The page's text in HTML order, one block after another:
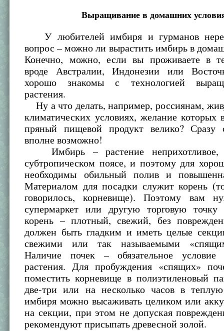
Выращивание в домашних
У любителей имбиря и гурманов
вопрос – можно ли вырастить имбирь в
Конечно, можно, если вы проживаете в
вроде Австралии, Индонезии или
хорошо знакомы с технологией
растения.
Ну а что делать, например, россиянам,
климатических условиях, желание которых
пряный пищевой продукт велико? Сразу
вполне возможно!
Имбирь – растение неприхотливое,
субтропическом поясе, и поэтому для
необходимы обильный полив и
Материалом для посадки служит корень
говорилось, корневище). Поэтому вам
супермаркет или другую торговую
корень – плотный, свежий, без
должен быть гладким и иметь целые
свежими или так называемыми
Наличие почек – обязательное условие
растения. Для пробуждения «спящих»
поместить корневище в полиэтиленовый
две-три или на несколько часов в
имбиря можно высаживать целиком или
на секции, при этом не допуская
рекомендуют присыпать древесной золой.